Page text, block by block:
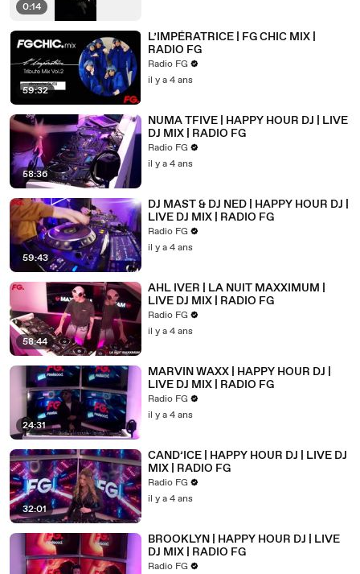
0:14
59:32
L’IMPÉRATRICE | FG CHIC MIX |
RADIO FG
Radio FG
il y a 4 ans
58:36
NUMA TFIVE | HAPPY HOUR DJ | LIVE
DJ MIX | RADIO FG
Radio FG
il y a 4 ans
59:43
DJ MAST & DJ NED | HAPPY HOUR DJ |
LIVE DJ MIX | RADIO FG
Radio FG
il y a 4 ans
58:44
AHL IVER | LA NUIT MAXXIMUM |
LIVE DJ MIX | RADIO FG
Radio FG
il y a 4 ans
24:31
MARVIN WAXX | HAPPY HOUR DJ |
LIVE DJ MIX | RADIO FG
Radio FG
il y a 4 ans
32:01
CAND’ICE | HAPPY HOUR DJ | LIVE DJ
MIX | RADIO FG
Radio FG
il y a 4 ans
BROOKLYN | HAPPY HOUR DJ | LIVE
DJ MIX | RADIO FG
Radio FG